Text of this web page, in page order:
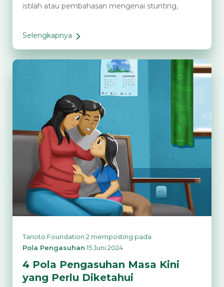
istilah atau pembahasan mengenai stunting,
Selengkapnya
9
Peran
Jangka
Panjang
Tanoto Foundation 2 memposting pada
Pola Pengasuhan 15 Juni 2024
4 Pola Pengasuhan Masa Kini
yang Perlu Diketahui